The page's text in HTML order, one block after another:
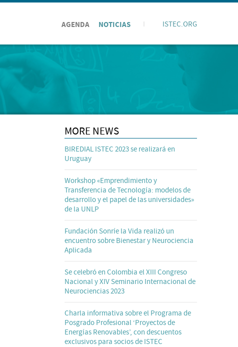
AGENDA NOTICIAS ISTEC.ORG
MORE NEWS
BIREDIAL ISTEC 2023 se realizará en
Uruguay
Workshop «Emprendimiento y
Transferencia de Tecnología: modelos de
desarrollo y el papel de las universidades»
de la UNLP
Fundación Sonríe la Vida realizó un
encuentro sobre Bienestar y Neurociencia
Aplicada
Se celebró en Colombia el XIII Congreso
Nacional y XIV Seminario Internacional de
Neurociencias 2023
Charla informativa sobre el Programa de
Posgrado Profesional ‘Proyectos de
Energías Renovables’, con descuentos
exclusivos para socios de ISTEC